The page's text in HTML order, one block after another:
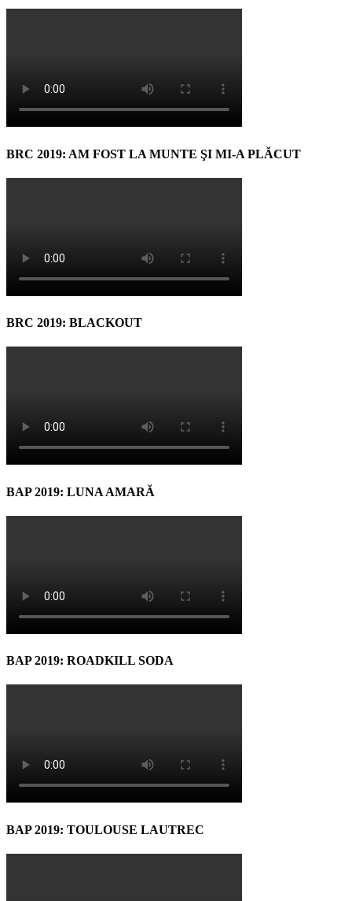
BRC 2019: AM FOST LA MUNTE ŞI MI-A PLĂCUT
BRC 2019: BLACKOUT
BAP 2019: LUNA AMARĂ
BAP 2019: ROADKILL SODA
BAP 2019: TOULOUSE LAUTREC